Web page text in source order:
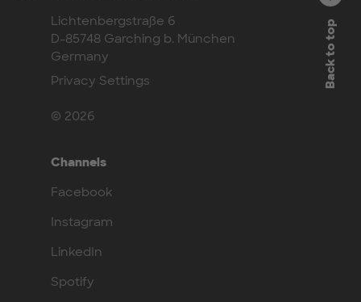
Lichtenbergstraße 6
D-85748 Garching b. München
Germany
Privacy Settings
© 2026
Channels
Facebook
Instagram
LinkedIn
Spotify
Back to top